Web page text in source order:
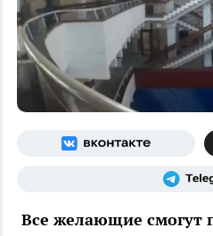
Все желающие смогут